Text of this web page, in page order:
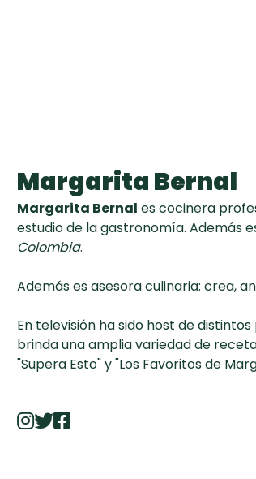
Margarita Bernal
Margarita Bernal es cocinera
estudio de la gastronomía. Además
Colombia.
Además es asesora culinaria: crea,
En televisión ha sido host de
brinda una amplia variedad de
"Supera Esto" y "Los Favoritos de
enchiladas